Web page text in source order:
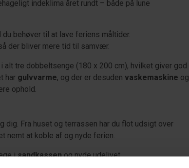
indeklima året rundt – både på lune
behøver til at lave feriens måltider.
der bliver mere tid til samvær.
alt tre dobbeltsenge (180 x 200 cm), hvilket giver god
har gulvvarme, og der er desuden vaskemaskine og
ophold.
dig. Fra huset og terrassen har du flot udsigt over
nemt at koble af og nyde ferien.
isandkassenog nyde udelivet.